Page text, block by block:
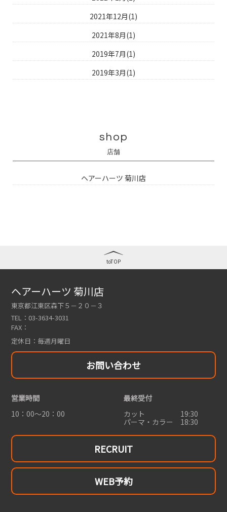
2021年12月(1)
2021年8月(1)
2019年7月(1)
2019年3月(1)
shop
店舗
ヘアーハーツ 菊川店
toTOP
ヘアーハーツ 菊川店
東京都江東区森下５－２０－３
TEL： 03-3634-3031
FAX：
定休日： 毎週月曜日
お問い合わせ
営業時間
10：00～20：00
最終受付
カット 19:30
パーマ・カラー 18:30
RECRUIT
WEB予約